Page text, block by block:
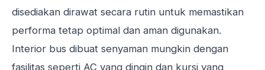
disediakan dirawat secara rutin untuk memastikan
performa tetap optimal dan aman digunakan.
Interior bus dibuat senyaman mungkin dengan
fasilitas seperti AC yang dingin dan kursi yang